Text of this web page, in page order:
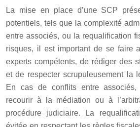
La mise en place d’une SCP
potentiels, tels que la complexité
entre associés, ou la requalification
risques, il est important de se faire
experts compétents, de rédiger des
et de respecter scrupuleusement la
En cas de conflits entre
recourir à la médiation ou à
procédure judiciaire. La